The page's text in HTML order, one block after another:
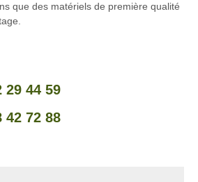
que des matériels de première qualité
29 44 59
42 72 88